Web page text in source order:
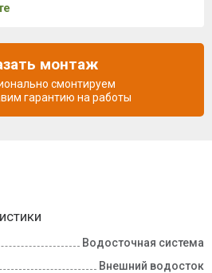
Водосточная система
Внешний водосток
монтаж
смонтируем
гарантию на работы